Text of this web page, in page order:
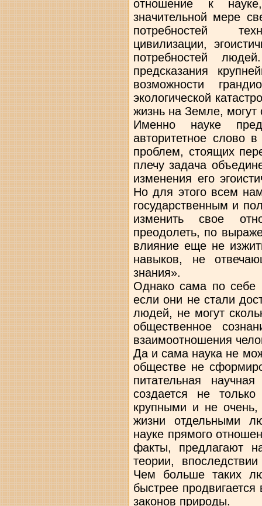
отношение к
значительной мере
потребностей
цивилизации,
потребностей
предсказания
возможности
экологической
жизнь на Земле, могут
Именно науке
авторитетное слово
проблем, стоящих
плечу задача
изменения его
Но для этого всем
государственным и
изменить свое
преодолеть, по
влияние еще не
навыков, не
знания».
Однако сама по себе
если они не стали
людей, не могут
общественное
взаимоотношения
Да и сама наука не
обществе не
питательная
создается не
крупными и не
жизни отдельными
науке прямого
факты, предлагают
теории,
Чем больше таких
быстрее
законов природы.